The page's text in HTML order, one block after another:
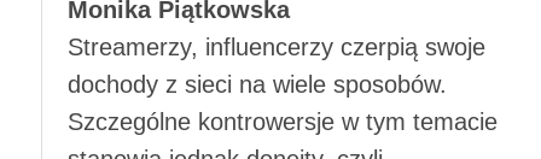
Monika Piątkowska
Streamerzy, influencerzy czerpią swoje
dochody z sieci na wiele sposobów.
Szczególne kontrowersje w tym temacie